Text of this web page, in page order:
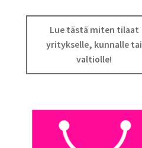
Lue tästä miten tilaat
yritykselle, kunnalle tai
valtiolle!